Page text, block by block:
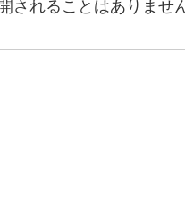
されることはありませ